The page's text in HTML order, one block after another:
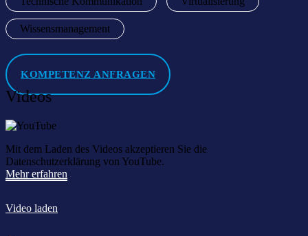
Wissensmanagement
KOMPETENZ ANFRAGEN
Videos
Mit dem Laden des Videos akzeptieren Sie die
Datenschutzerklärung von YouTube.
Mehr erfahren
Video laden